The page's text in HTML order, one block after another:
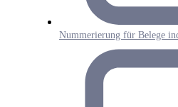
Nummerierung für Belege